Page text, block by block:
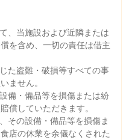
、当施設および近隣または
を含め、一切の責任は借主
た盗難・破損等すべての事
ません。
備・備品等を損傷または紛
償していただきます。
その設備・備品等を損傷ま
店の休業を余儀なくされた